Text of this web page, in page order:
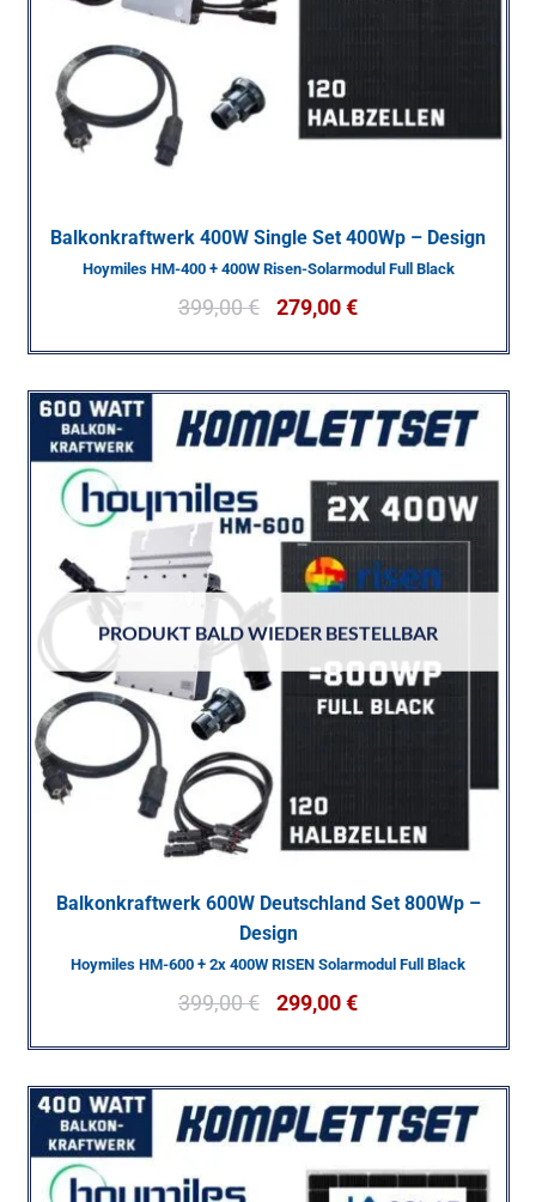
Balkonkraftwerk 400W Single Set 400Wp – Design
Hoymiles HM-400 + 400W Risen-Solarmodul Full Black
399,00€ 279,00€
PRODUKT BALD WIEDER BESTELLBAR
Balkonkraftwerk 600W Deutschland Set 800Wp –
Design
Hoymiles HM-600 + 2x 400W RISEN Solarmodul Full Black
399,00€ 299,00€